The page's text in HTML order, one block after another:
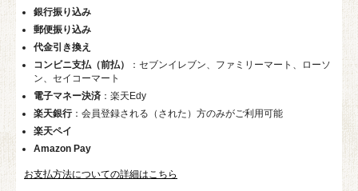
銀行振り込み
郵便振り込み
代金引き換え
コンビニ支払（前払）
：セブンイレブン、ファミリーマート、ローソ
ン、セイコーマート
電子マネー決済：楽天Edy
楽天銀行：会員登録される（された）方のみがご利用可能
楽天ペイ
Amazon Pay
お支払方法についての詳細はこちら